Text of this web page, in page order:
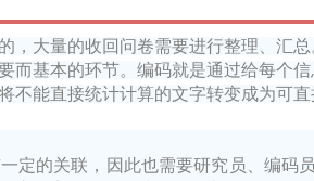
，大量的收回问卷需要进行整理、汇
而基本的环节。编码就是通过给每个
不能直接统计计算的文字转变成为可
定的关联，因此也需要研究员、编码